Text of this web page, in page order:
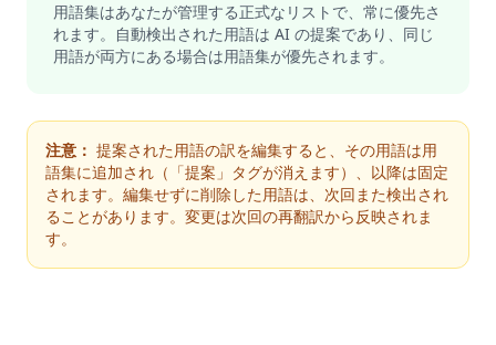
用語集はあなたが管理する正式なリストで、常に優先さ
れます。自動検出された用語は AI の提案であり、同じ
用語が両方にある場合は用語集が優先されます。
注意： 提案された用語の訳を編集すると、その用語は用
語集に追加され（「提案」タグが消えます）、以降は固定
されます。編集せずに削除した用語は、次回また検出され
ることがあります。変更は次回の再翻訳から反映されま
す。